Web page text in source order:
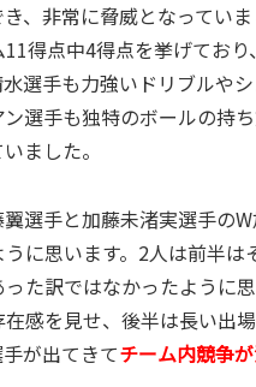
、非常に脅威となってい
得点中4得点を挙げており
選手も力強いドリブルや
選手も独特のボールの持
ました。
選手と加藤未渚実選手のW
に思います。 2人は前半は
た訳ではなかったように思
感を見せ、後半は長い出
が出てきてチーム内競争